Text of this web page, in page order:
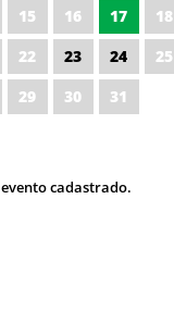
15 16 17 18
22 23 24 25
29 30 31
cadastrado.